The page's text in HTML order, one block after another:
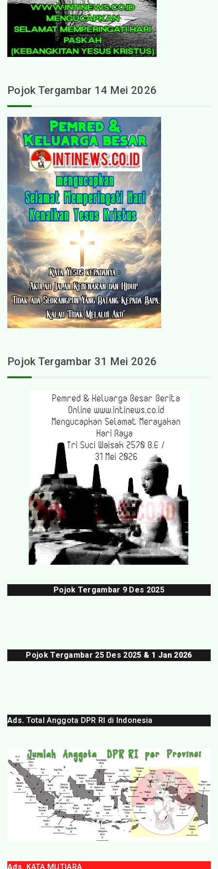
Pojok Tergambar 14 Mei 2026
Pojok Tergambar 31 Mei 2026
Pojok Tergambar 9 Des 2025
Pojok Tergambar 25 Des 2025 & 1 Jan 2026
Ads. Total Anggota DPR RI di Indonesia
Ads. KATA MUTIARA